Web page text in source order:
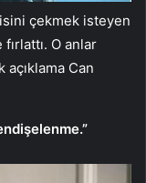
çekmek isteyen
O anlar
Can